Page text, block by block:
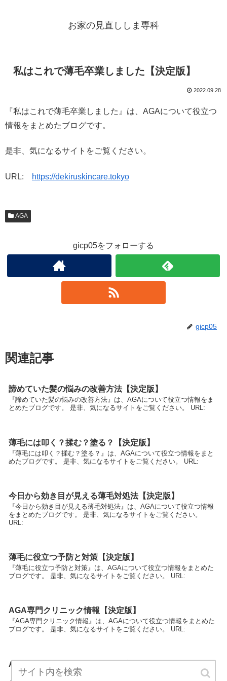
お家の見直ししま専科
私はこれで薄毛卒業しました【決定版】
2022.09.28
『私はこれで薄毛卒業しました』は、AGAについて役立つ
情報をまとめたブログです。
是非、気になるサイトをご覧ください。
URL: https://dekiruskincare.tokyo
AGA
gicp05をフォローする
gicp05
関連記事
諦めていた髪の悩みの改善方法【決定版】
『諦めていた髪の悩みの改善方法』は、AGAについて役立つ情報をま
とめたブログです。 是非、気になるサイトをご覧ください。 URL:
薄毛には叩く？揉む？塗る？【決定版】
『薄毛には叩く？揉む？塗る？』は、AGAについて役立つ情報をまと
めたブログです。 是非、気になるサイトをご覧ください。 URL:
今日から効き目が見える薄毛対処法【決定版】
『今日から効き目が見える薄毛対処法』は、AGAについて役立つ情報
をまとめたブログです。 是非、気になるサイトをご覧ください。
URL:
薄毛に役立つ予防と対策【決定版】
『薄毛に役立つ予防と対策』は、AGAについて役立つ情報をまとめた
ブログです。 是非、気になるサイトをご覧ください。 URL:
AGA専門クリニック情報【決定版】
『AGA専門クリニック情報』は、AGAについて役立つ情報をまとめた
ブログです。 是非、気になるサイトをご覧ください。 URL:
AGAで悩む前に解決しよう【決定版】
『AGAで悩む前に解決しよう』は、AGAについて役立つ情報をまとめ